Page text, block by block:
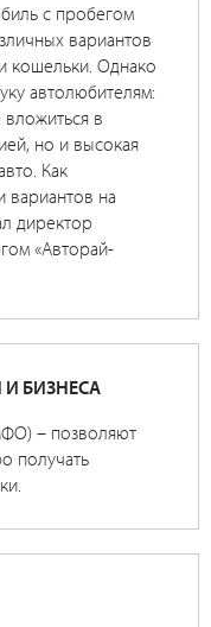
с пробегом
вариантов
кошельки. Однако
автолюбителям:
в
но и высокая
Как
вариантов на
директор
«Авторай-
БИЗНЕСА
– позволяют
получать